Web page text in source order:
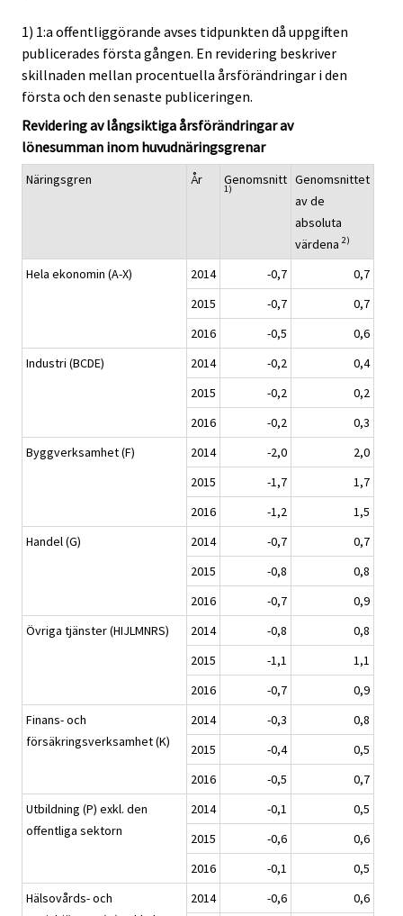
1) 1:a offentliggörande avses tidpunkten då uppgiften
publicerades första gången. En revidering beskriver
skillnaden mellan procentuella årsförändringar i den
första och den senaste publiceringen.
Revidering av långsiktiga årsförändringar av
lönesumman inom huvudnäringsgrenar
Näringsgren År Genomsnitt
1)
Genomsnittet
av de
absoluta
värdena 2)
Hela ekonomin (A-X) 2014 -0,7
0,7
2015
-0,7
0,7
2016
-0,5
0,6
Industri (BCDE)
2014 -0,2
0,4
2015
-0,2
0,2
2016
-0,2
0,3
Byggverksamhet (F)
2014 -2,0
2,0
2015
-1,7
1,7
2016
-1,2
1,5
Handel (G)
2014 -0,7
0,7
2015
-0,8
0,8
2016
-0,7
0,9
Övriga tjänster (HIJLMNRS)
2014 -0,8
0,8
2015
-1,1
1,1
2016
-0,7
0,9
Finans- och
försäkringsverksamhet (K)
2014 -0,3
0,8
2015
-0,4
0,5
2016
-0,5
0,7
Utbildning (P) exkl. den
offentliga sektorn
2014 -0,1
0,5
2015
-0,6
0,6
2016
-0,1
0,5
Hälsovårds- och
2014 -0,6 0,6